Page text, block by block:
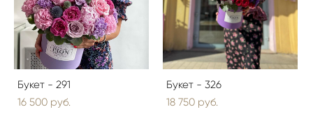
Букет - 291
16 500 pуб.
Букет - 326
18 750 pуб.